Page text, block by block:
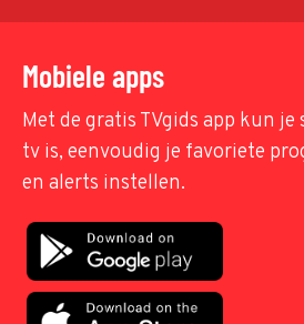
Mobiele apps
Met de gratis TVgids app kun je
tv is, eenvoudig je favoriete
en alerts instellen.